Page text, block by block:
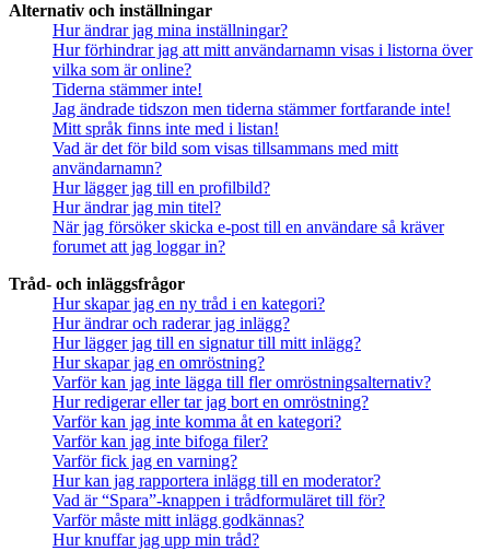
Alternativ och inställningar
Hur ändrar jag mina inställningar?
Hur förhindrar jag att mitt användarnamn visas i listorna över
vilka som är online?
Tiderna stämmer inte!
Jag ändrade tidszon men tiderna stämmer fortfarande inte!
Mitt språk finns inte med i listan!
Vad är det för bild som visas tillsammans med mitt
användarnamn?
Hur lägger jag till en profilbild?
Hur ändrar jag min titel?
När jag försöker skicka e-post till en användare så kräver
forumet att jag loggar in?
Tråd- och inläggsfrågor
Hur skapar jag en ny tråd i en kategori?
Hur ändrar och raderar jag inlägg?
Hur lägger jag till en signatur till mitt inlägg?
Hur skapar jag en omröstning?
Varför kan jag inte lägga till fler omröstningsalternativ?
Hur redigerar eller tar jag bort en omröstning?
Varför kan jag inte komma åt en kategori?
Varför kan jag inte bifoga filer?
Varför fick jag en varning?
Hur kan jag rapportera inlägg till en moderator?
Vad är “Spara”-knappen i trådformuläret till för?
Varför måste mitt inlägg godkännas?
Hur knuffar jag upp min tråd?